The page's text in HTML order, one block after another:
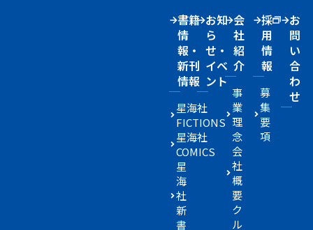
書籍
情
報・
新刊
情報
星海社
FICTIONS
星海社
COMICS
星
海
社
新
書
お知
ら
せ・
イベ
ント
会
社
紹
介
事
業
理
念
会
社
概
要
ク
ル
採
用
情
報
募
集
要
項
お
問
い
合
わ
せ